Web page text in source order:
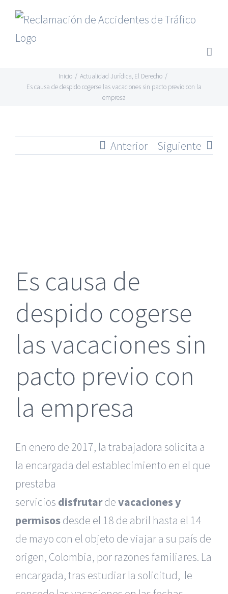
Saltar
contenido
Inicio / Actualidad Jurídica, El Derecho /
Es causa de despido cogerse las vacaciones sin pacto previo con la
empresa
Anterior Siguiente
Es causa de
despido cogerse
las vacaciones sin
pacto previo con
la empresa
En enero de 2017, la trabajadora solicita a
la encargada del establecimiento en el que
prestaba
servicios disfrutardevacaciones y
permisosdesde el 18 de abril hasta el 14
de mayo con el objeto de viajar a su país de
origen, Colombia, por razones familiares. La
encargada, tras estudiar la solicitud, le